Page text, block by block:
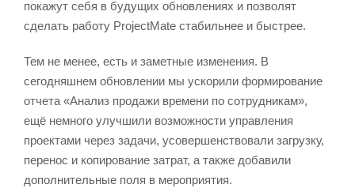
покажут себя в будущих обновлениях и позволят
сделать работу ProjectMate стабильнее и быстрее.
Тем не менее, есть и заметные изменения. В
сегодняшнем обновлении мы ускорили формирование
отчета «Анализ продажи времени по сотрудникам»,
ещё немного улучшили возможности управления
проектами через задачи, усовершенствовали загрузку,
перенос и копирование затрат, а также добавили
дополнительные поля в мероприятия.